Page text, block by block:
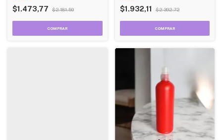
$1.473,77 $2.181,59 $1.932,11 $2.392,72